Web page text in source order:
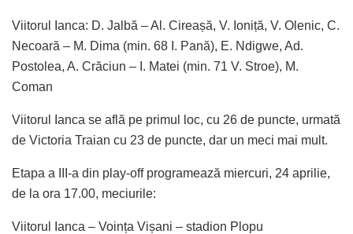
Viitorul Ianca: D. Jalbă – Al. Cireașă, V. Ioniță, V. Olenic, C.
Necoară – M. Dima (min. 68 I. Pană), E. Ndigwe, Ad.
Postolea, A. Crăciun – I. Matei (min. 71 V. Stroe), M.
Coman
Viitorul Ianca se află pe primul loc, cu 26 de puncte, urmată
de Victoria Traian cu 23 de puncte, dar un meci mai mult.
Etapa a III-a din play-off programează miercuri, 24 aprilie,
de la ora 17.00, meciurile:
Viitorul Ianca – Voința Vișani – stadion Plopu